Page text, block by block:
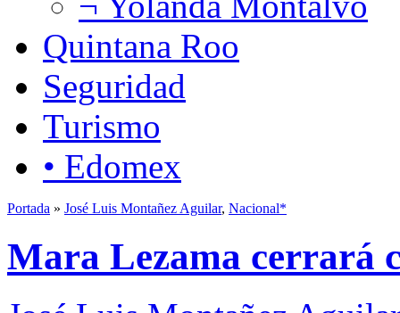
Quintana Roo
Seguridad
Turismo
• Edomex
Portada » José Luis Montañez Aguilar, Nacional*
Mara Lezama cerrará